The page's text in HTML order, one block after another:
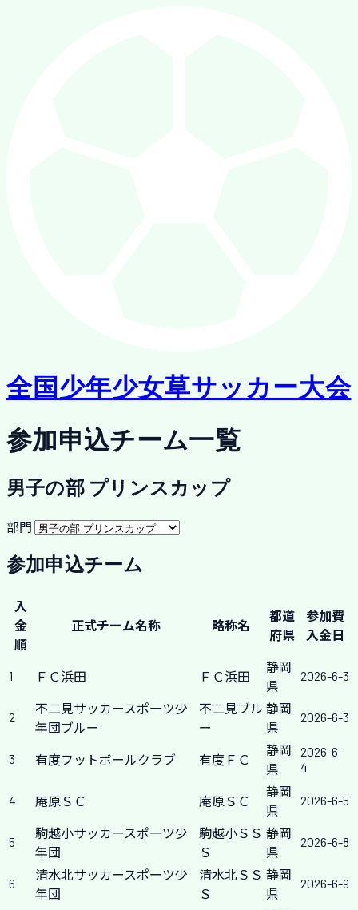
全国少年少女草サッカー大会
参加申込チーム一覧
男子の部 プリンスカップ
部門
参加申込チーム
入
金
順
正式チーム名称 略称名
都道
府県
参加費
入金日
1 ＦＣ浜田 ＦＣ浜田
静岡
県
2026-6-3
2
不二見サッカースポーツ少
年団ブルー
不二見ブル
ー
静岡
県
2026-6-3
3 有度フットボールクラブ 有度ＦＣ
静岡
県
2026-6-
4
4 庵原ＳＣ 庵原ＳＣ
静岡
県
2026-6-5
5
駒越小サッカースポーツ少
年団
駒越小ＳＳ
Ｓ
静岡
県
2026-6-8
6
清水北サッカースポーツ少
年団
清水北ＳＳ
Ｓ
静岡
県
2026-6-9